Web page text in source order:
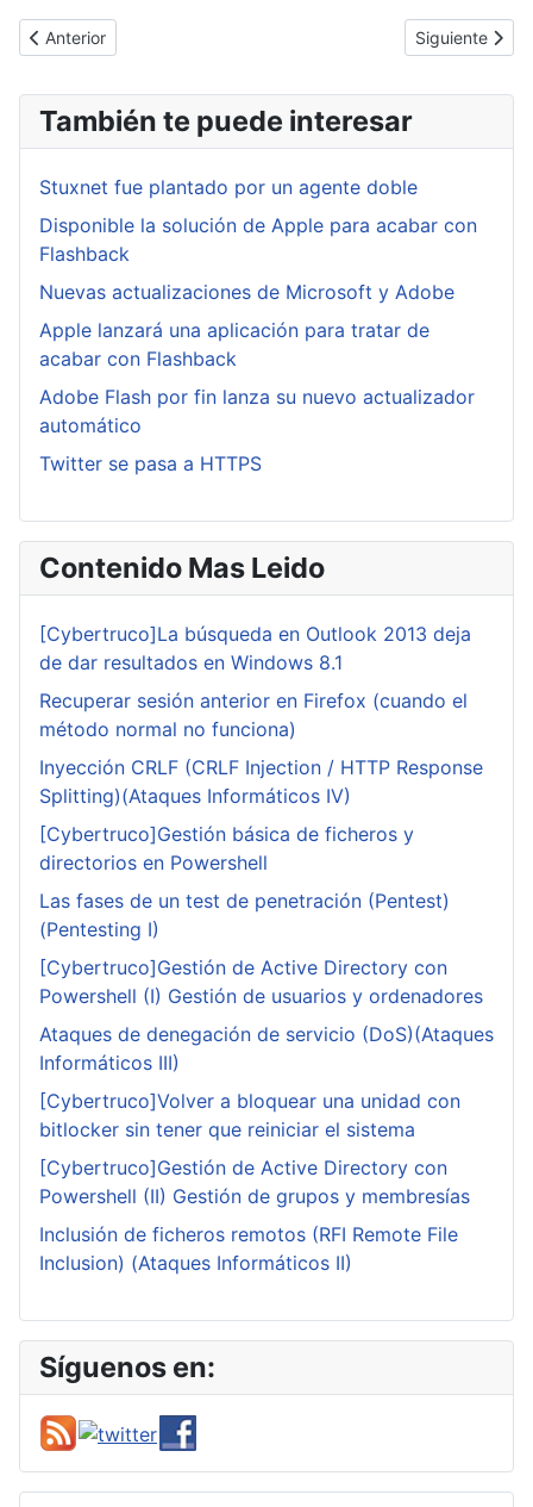
Artículo anterior: Microsoft, Secure Boot y como fastidiar un
Anterior Artículo
Siguiente
También te puede interesar
Stuxnet fue plantado por un agente doble
Disponible la solución de Apple para acabar con
Flashback
Nuevas actualizaciones de Microsoft y Adobe
Apple lanzará una aplicación para tratar de
acabar con Flashback
Adobe Flash por fin lanza su nuevo actualizador
automático
Twitter se pasa a HTTPS
Contenido Mas Leido
[Cybertruco]La búsqueda en Outlook 2013 deja
de dar resultados en Windows 8.1
Recuperar sesión anterior en Firefox (cuando el
método normal no funciona)
Inyección CRLF (CRLF Injection / HTTP Response
Splitting)(Ataques Informáticos IV)
[Cybertruco]Gestión básica de ficheros y
directorios en Powershell
Las fases de un test de penetración (Pentest)
(Pentesting I)
[Cybertruco]Gestión de Active Directory con
Powershell (I) Gestión de usuarios y ordenadores
Ataques de denegación de servicio (DoS)(Ataques
Informáticos III)
[Cybertruco]Volver a bloquear una unidad con
bitlocker sin tener que reiniciar el sistema
[Cybertruco]Gestión de Active Directory con
Powershell (II) Gestión de grupos y membresías
Inclusión de ficheros remotos (RFI Remote File
Inclusion) (Ataques Informáticos II)
Síguenos en: